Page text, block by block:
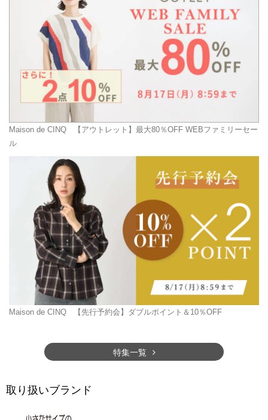
Maison de CINQ 【アウトレット】最大80％OFF WEBファミリーセー
ル
Maison de CINQ 【先行予約会】ダブルポイント＆10％OFF
特集一覧
取り扱いブランド